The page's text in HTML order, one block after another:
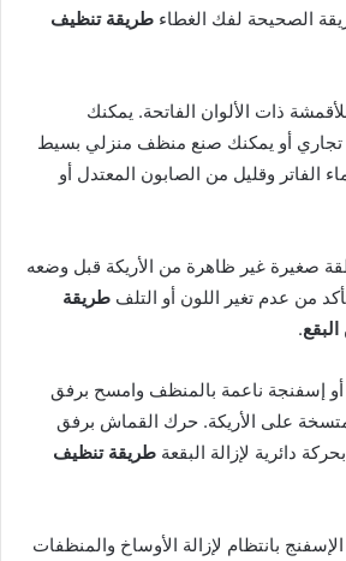
الصحيحة لفك الغطاء طريقة تنظيف
ذات الألوان الفاتحة. يمكنك
أو يمكنك صنع منظف منزلي بسيط
الفاتر وقليل من الصابون المعتدل أو
صغيرة غير ظاهرة من الأريكة قبل وضعه
من عدم تغير اللون أو التلف طريقة
.
إسفنجة ناعمة بالمنظف وامسح برفق
على الأريكة. حرك القماش برفق
دائرية لإزالة البقعة طريقة تنظيف
بانتظام لإزالة الأوساخ والمنظفات